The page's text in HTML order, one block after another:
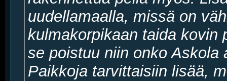
uudellamaalla, missä on
kulmakorpikaan taida kovin
se poistuu niin onko Askola
Paikkoja tarvittaisiin lisää,